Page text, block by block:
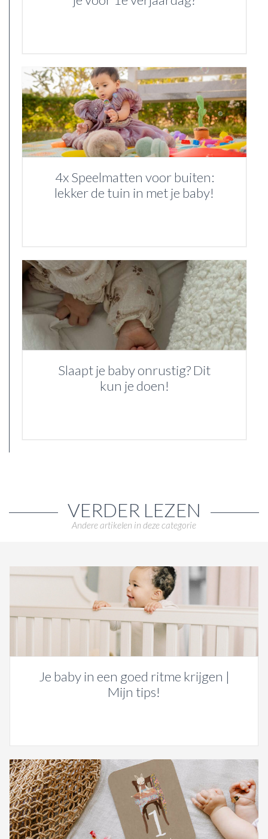
4x Speelmatten voor buiten:
lekker de tuin in met je baby!
Slaapt je baby onrustig? Dit
kun je doen!
VERDER LEZEN
Andere artikelen in deze categorie
Je baby in een goed ritme krijgen |
Mijn tips!